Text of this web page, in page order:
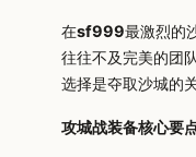
在sf999最激烈的
往往不及完美的团
选择是夺取沙城的关
攻城战装备核心要